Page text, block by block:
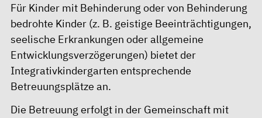
Für Kinder mit Behinderung oder von Behinderung
bedrohte Kinder (z. B. geistige Beeinträchtigungen,
seelische Erkrankungen oder allgemeine
Entwicklungsverzögerungen) bietet der
Integrativkindergarten entsprechende
Betreuungsplätze an.
Die Betreuung erfolgt in der Gemeinschaft mit